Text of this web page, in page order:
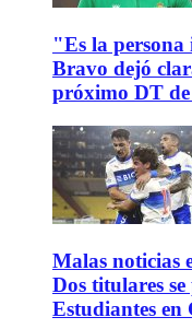
"Es la
Bravo dejó
próximo DT
Malas noticias
Dos titulares
Estudiantes